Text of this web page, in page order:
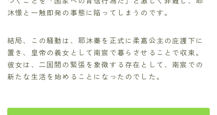
沐憬と一触即発の事態に陥ってしまうのです。
結局、この騒動は、耶沐蓁を正式に柔嘉公主の庇護下に
置き、皇帝の義女として南宸で暮らさせることで収束。
彼女は、二国間の緊張を象徴する存在として、南宸での
新たな生活を始めることになったのでした。